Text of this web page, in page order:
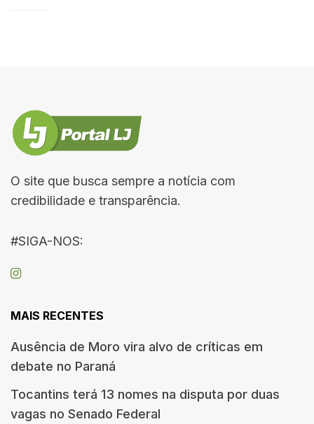
O site que busca sempre a notícia com
credibilidade e transparência.
#SIGA-NOS:
MAIS RECENTES
Ausência de Moro vira alvo de críticas em
debate no Paraná
Tocantins terá 13 nomes na disputa por duas
vagas no Senado Federal